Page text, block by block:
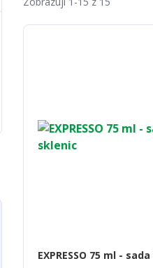
EXPRESSO 75 ml -